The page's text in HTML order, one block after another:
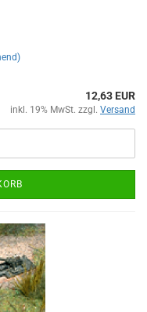
12,63 EUR
inkl. 19% MwSt. zzgl. Versand